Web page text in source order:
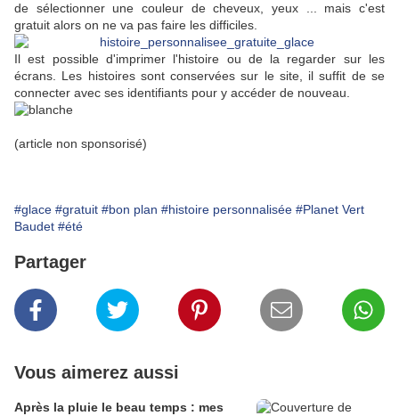
de sélectionner une couleur de cheveux, yeux ... mais c'est
gratuit alors on ne va pas faire les difficiles.
Il est possible d'imprimer l'histoire ou de la regarder sur les
écrans. Les histoires sont conservées sur le site, il suffit de se
connecter avec ses identifiants pour y accéder de nouveau.
(article non sponsorisé)
#glace #gratuit #bon plan #histoire personnalisée #Planet Vert
Baudet #été
Partager
Vous aimerez aussi
Après la pluie le beau temps : mes